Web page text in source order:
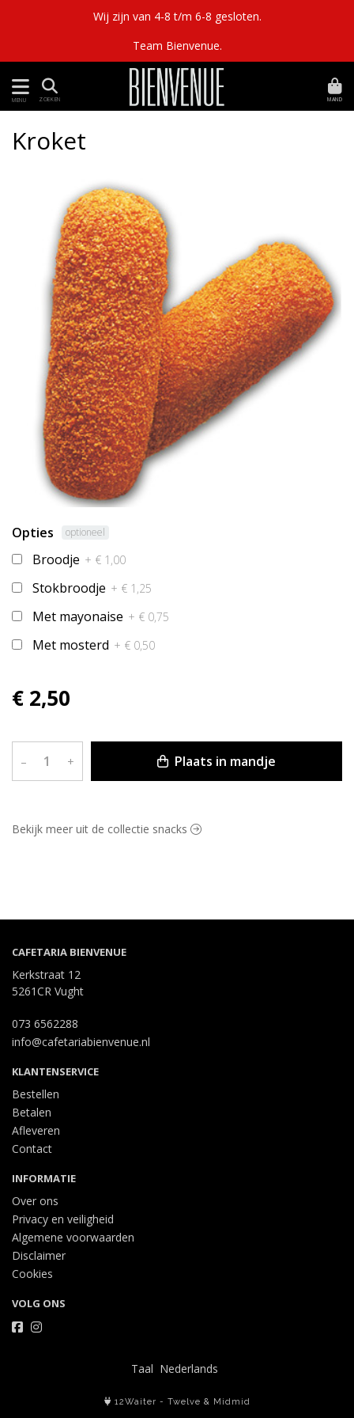
Wij zijn van 4-8 t/m 6-8 gesloten.
Team Bienvenue.
MENU ZOEKEN MAND
Kroket
Opties optioneel
Broodje + € 1,00
Stokbroodje + € 1,25
Met mayonaise + € 0,75
Met mosterd + € 0,50
€ 2,50
– + Plaats in mandje
Bekijk meer uit de collectie snacks
CAFETARIA BIENVENUE
Kerkstraat 12
5261CR Vught
073 6562288
info@cafetariabienvenue.nl
KLANTENSERVICE
Bestellen
Betalen
Afleveren
Contact
INFORMATIE
Over ons
Privacy en veiligheid
Algemene voorwaarden
Disclaimer
Cookies
VOLG ONS
Taal
12Waiter - Twelve & Midmid